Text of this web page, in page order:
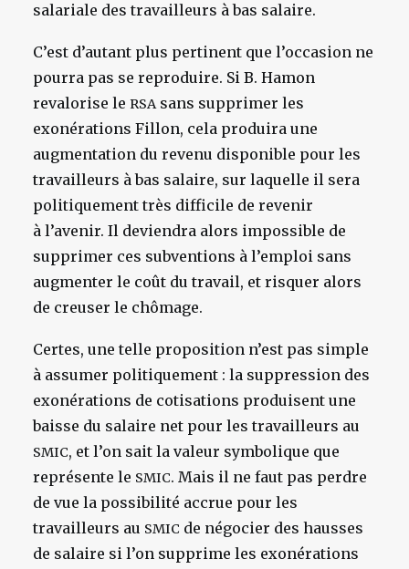
salariale des travailleurs à bas salaire.
C’est d’autant plus pertinent que l’occasion ne
pourra pas se reproduire. Si B. Hamon
revalorise le RSAsans supprimer les
exonérations Fillon, cela produira une
augmentation du revenu disponible pour les
travailleurs à bas salaire, sur laquelle il sera
politiquement très difficile de revenir
à l’avenir. Il deviendra alors impossible de
supprimer ces subventions à l’emploi sans
augmenter le coût du travail, et risquer alors
de creuser le chômage.
Certes, une telle proposition n’est pas simple
à assumer politiquement : la suppression des
exonérations de cotisations produisent une
baisse du salaire net pour les travailleurs au
SMIC, et l’on sait la valeur symbolique que
représente le SMIC. Mais il ne faut pas perdre
de vue la possibilité accrue pour les
travailleurs au SMIC de négocier des hausses
de salaire si l’on supprime les exonérations